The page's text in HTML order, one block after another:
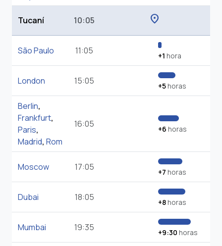
Tucaní 10:05 location_on
São Paulo 11:05 +1 hora
London 15:05 +5horas
Berlin,
Frankfurt,
Paris,
Madrid, Rom
16:05 +6 horas
Moscow 17:05 +7 horas
Dubai 18:05 +8horas
Mumbai 19:35 +9:30 horas